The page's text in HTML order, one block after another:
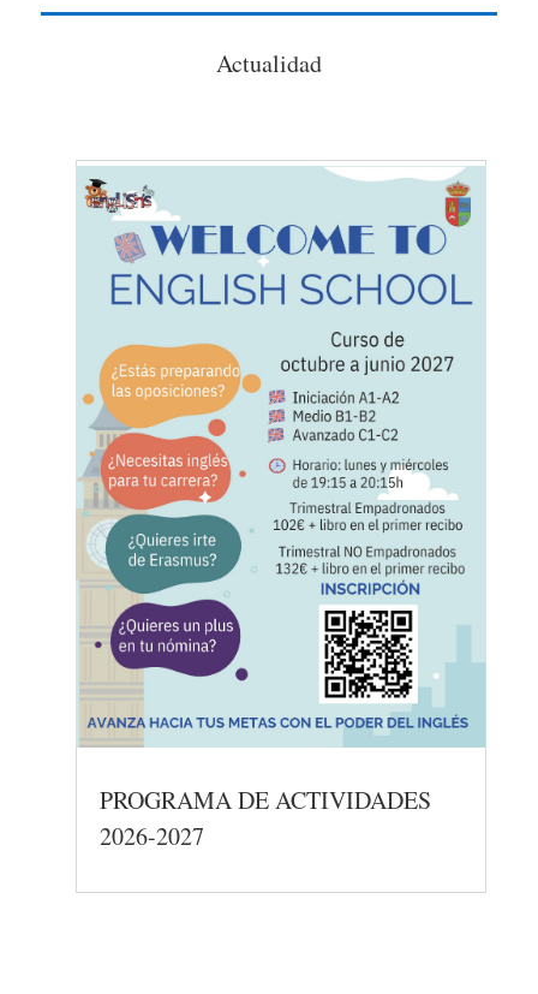
Actualidad
PROGRAMA DE ACTIVIDADES
2026-2027